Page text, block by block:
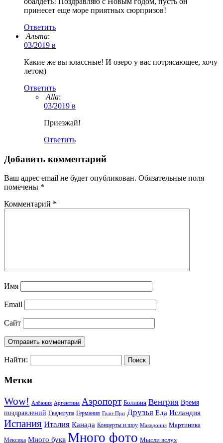
принесет еще море приятных сюрпризов!
Ответить
Альта:
03/2019 в
Какие же вы классные! И озеро у вас потрясающее, хочу
летом)
Ответить
Alla:
03/2019 в
Приезжай!
Ответить
Добавить комментарий
Ваш адрес email не будет опубликован. Обязательные поля
помечены *
Комментарий *
Имя
Email
Сайт
Найти:
Метки
Wow! Албания Аргентина Аэропорт Боливия Венгрия Время
поздравлений Гваделупа Германия Гран-При Друзья Еда Исландия
Испания Италия Канада Концерты и шоу Македония Мартиника
Мексика Много букв Много фото Мысли вслух